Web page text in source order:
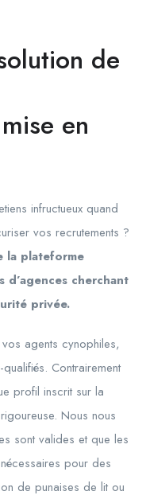
de
en
infructueux quand
vos recrutements ?
la plateforme
cherchant
privée.
agents cynophiles,
Contrairement
profil inscrit sur la
Nous nous
sont valides et que les
pour des
de punaises de lit ou